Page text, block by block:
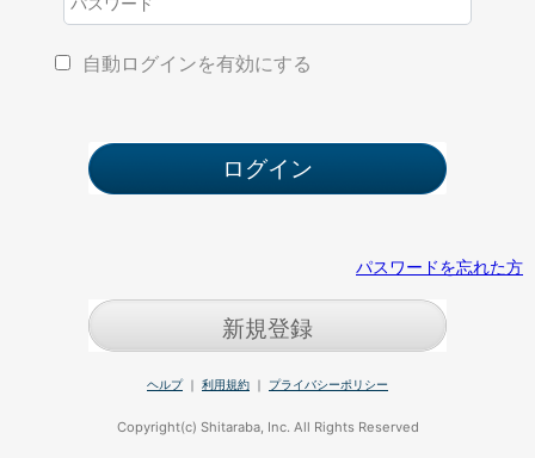
自動ログインを有効にする
パスワードを忘れた方
新規登録
ヘルプ｜ 利用規約 ｜ プライバシーポリシー
Copyright(c) Shitaraba, Inc. All Rights Reserved